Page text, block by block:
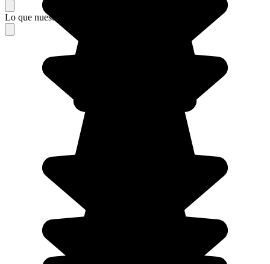
Lo que nuestros viajeros piensan de su estancia